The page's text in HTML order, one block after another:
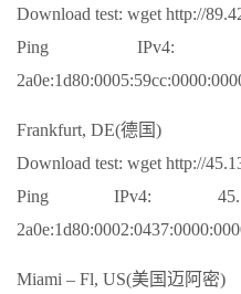
Download test: wget http://
Ping IPv4:
Frankfurt, DE(德国)
Download test: wget http://
Ping IPv4:
Miami – Fl, US(美国迈阿密)